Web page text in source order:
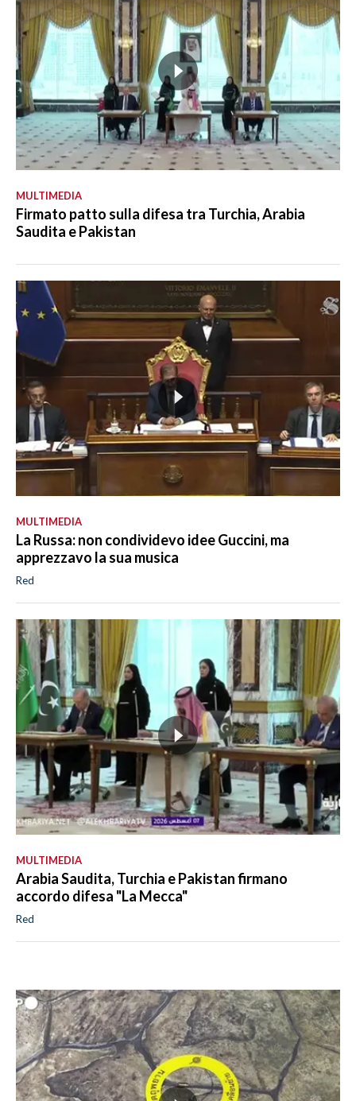
MULTIMEDIA
Firmato patto sulla difesa tra Turchia, Arabia
Saudita e Pakistan
MULTIMEDIA
La Russa: non condividevo idee Guccini, ma
apprezzavo la sua musica
Red
MULTIMEDIA
Arabia Saudita, Turchia e Pakistan firmano
accordo difesa "La Mecca"
Red